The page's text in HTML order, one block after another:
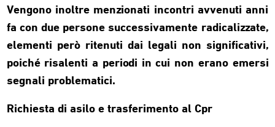
Vengono inoltre menzionati incontri avvenuti anni
fa con due persone successivamente radicalizzate,
elementi però ritenuti dai legali non significativi,
poiché risalenti a periodi in cui non erano emersi
segnali problematici.
Richiesta di asilo e trasferimento al Cpr